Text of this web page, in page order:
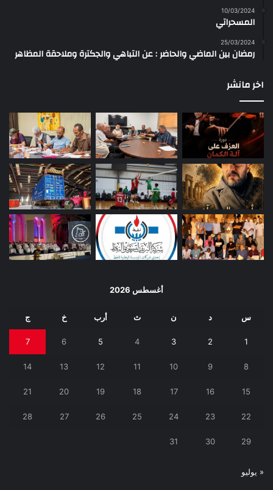
10/03/2024
المسحراتي
25/03/2024
رمضان بين الماضي والحاضر : عن التباهي والجكترة وملاحقة المظاهر
اخر مانشر
أغسطس 2026
س د ن ث أرب خ ج
1
2
3
4
5
6
7
8
9
10
11
12
13
14
15
16
17
18
19
20
21
22
23
24
25
26
27
28
29
30
31
« يوليو